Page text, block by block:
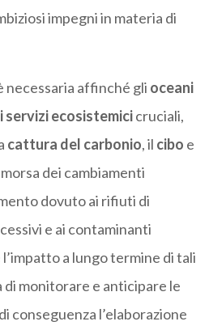
impegni in materia di
necessaria affinché gli oceani
ecosistemicicruciali,
cattura del carbonio, il cibo e
dei cambiamenti
dovuto ai rifiuti di
e ai contaminanti
a lungo termine di tali
di monitorare e anticipare le
conseguenza l’elaborazione